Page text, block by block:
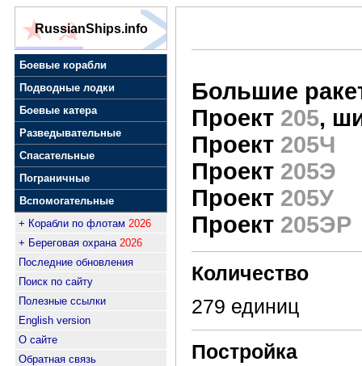
RussianShips.info
Боевые корабли
Подводные лодки
Боевые катера
Разведывательные
Спасательные
Пограничные
Вспомогательные
+ Корабли по флотам 2026
+ Береговая охрана 2026
Последние обновления
Поиск по сайту
Полезные ссылки
English version
О сайте
Обратная связь
Большие
Проект 205,
Проект 205Ч
Проект 205Э
Проект 205У
Проект 205ЭР
Количество
279 единиц
Постройка